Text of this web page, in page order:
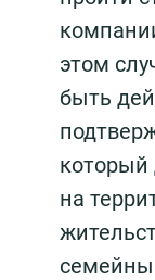
этом
быть
который
на